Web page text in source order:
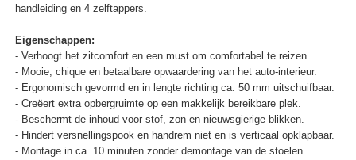
handleiding en 4 zelftappers.
Eigenschappen:
- Verhoogt het zitcomfort en een must om comfortabel te reizen.
- Mooie, chique en betaalbare opwaardering van het auto-interieur.
- Ergonomisch gevormd en in lengte richting ca. 50 mm uitschuifbaar.
- Creëert extra opbergruimte op een makkelijk bereikbare plek.
- Beschermt de inhoud voor stof, zon en nieuwsgierige blikken.
- Hindert versnellingspook en handrem niet en is verticaal opklapbaar.
- Montage in ca. 10 minuten zonder demontage van de stoelen.